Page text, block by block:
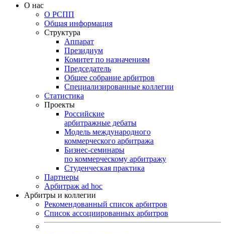
О нас
О РСПП
Общая информация
Структура
Аппарат
Президиум
Комитет по назначениям
Председатель
Общее собрание арбитров
Специализированные коллегии
Статистика
Проекты
Российские
арбитражные дебаты
Модель международного
коммерческого арбитража
Бизнес-семинары
по коммерческому арбитражу
Студенческая практика
Партнеры
Арбитраж ad hoc
Арбитры и коллегии
Рекомендованный список арбитров
Список ассоциированных арбитров